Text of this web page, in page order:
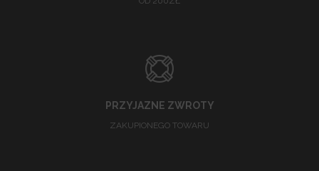
PRZYJAZNE ZWROTY
ZAKUPIONEGO TOWARU